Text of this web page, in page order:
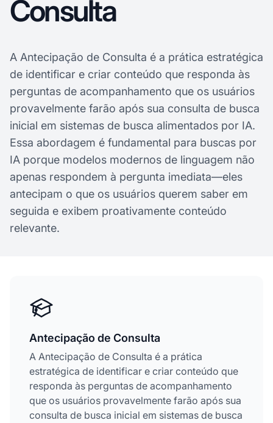
Consulta
A Antecipação de Consulta é a prática estratégica
de identificar e criar conteúdo que responda às
perguntas de acompanhamento que os usuários
provavelmente farão após sua consulta de busca
inicial em sistemas de busca alimentados por IA.
Essa abordagem é fundamental para buscas por
IA porque modelos modernos de linguagem não
apenas respondem à pergunta imediata—eles
antecipam o que os usuários querem saber em
seguida e exibem proativamente conteúdo
relevante.
Antecipação de Consulta
A Antecipação de Consulta é a prática
estratégica de identificar e criar conteúdo que
responda às perguntas de acompanhamento
que os usuários provavelmente farão após sua
consulta de busca inicial em sistemas de busca